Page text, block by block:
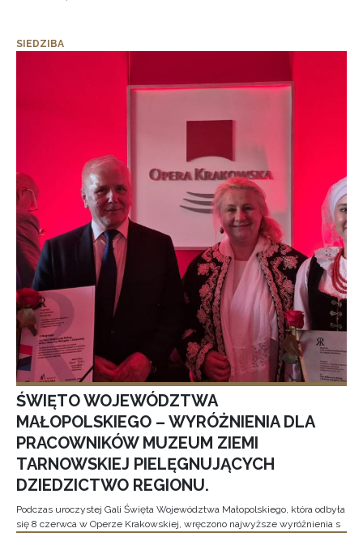
SIEDZIBA
ŚWIĘTO WOJEWÓDZTWA
MAŁOPOLSKIEGO – WYRÓŻNIENIA DLA
PRACOWNIKÓW MUZEUM ZIEMI
TARNOWSKIEJ PIELĘGNUJĄCYCH
DZIEDZICTWO REGIONU.
Podczas uroczystej Gali Święta Województwa Małopolskiego, która odbyła
się 8 czerwca w Operze Krakowskiej, wręczono najwyższe wyróżnienia s